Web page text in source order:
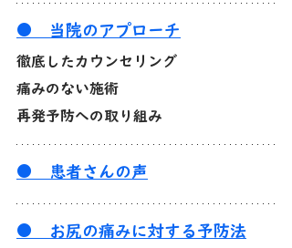
●　当院のアプローチ
徹底したカウンセリング
痛みのない施術
再発予防への取り組み
●　患者さんの声
●　お尻の痛みに対する予防法